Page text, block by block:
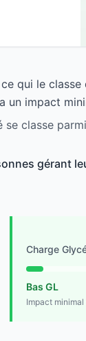
qui le classe
un impact
classe
gérant
Charge
Bas GL
Impact